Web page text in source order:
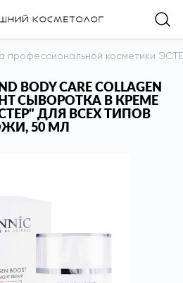
профессиональной косметики
BODY CARE COLLAGEN
СЫВОРОТКА В КРЕМЕ
ДЛЯ ВСЕХ ТИПОВ
50 МЛ